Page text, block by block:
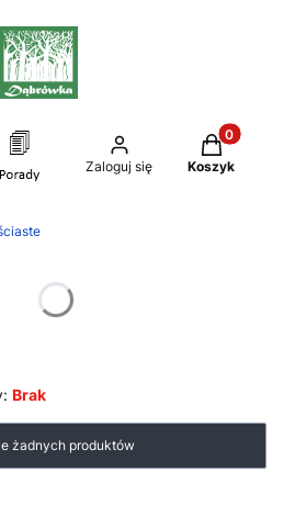
Zaloguj się
Produkty
Koszyk
Brak
żadnych produktów